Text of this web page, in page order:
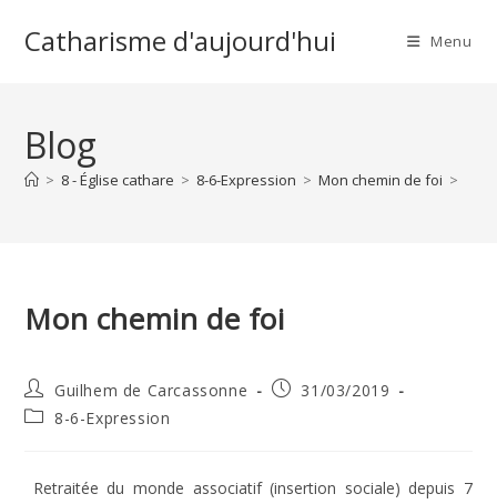
Catharisme d'aujourd'hui Menu
Blog
> 8 - Église cathare > 8-6-Expression > Mon chemin de foi >
Mon chemin de foi
Auteur/autrice
de
la
Guilhem de Carcassonne
Publication
31/03/2019
Post8-6-Expression
Retraitée du monde associatif (insertion sociale) depuis 7